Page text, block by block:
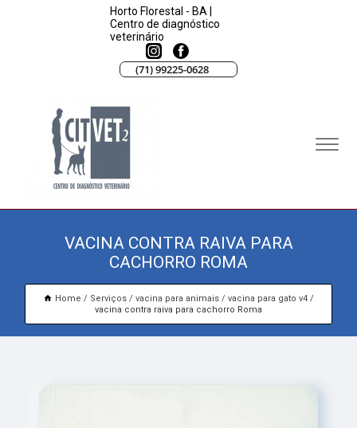
Horto Florestal - BA |
Centro de diagnóstico
veterinário
(71) 99225-0628
VACINA CONTRA RAIVA PARA
CACHORRO ROMA
Home Serviços vacina para animais
vacina para gato v4
vacina contra raiva para cachorro Roma